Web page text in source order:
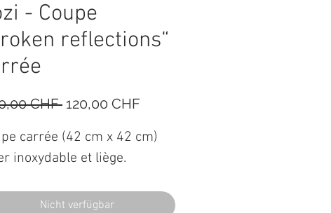
- Coupe
reflections“
CHF Standardpreis
120,00 CHF
carrée (42 cm x 42 cm)
inoxydable et liège.
Nicht verfügbar